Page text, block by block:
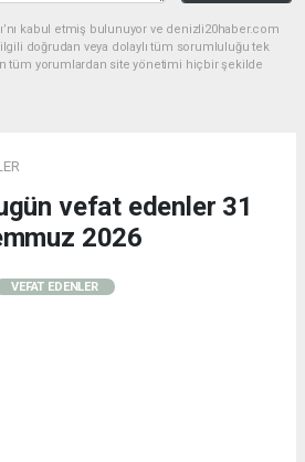
kabul etmiş bulunuyor ve denizli20haber.com
ilgili doğrudan veya dolaylı tüm sorumluluğu tek
tüm yorumlardan site yönetimi hiçbir şekilde
vefat edenler 31
2026
VEFAT EDENLER